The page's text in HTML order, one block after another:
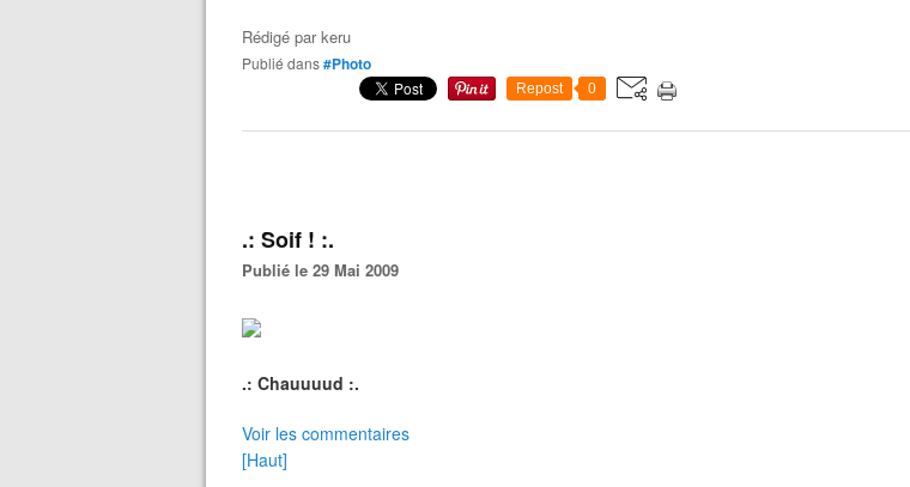
Rédigé parkeru
Publié dans#Photo
Repost 0
.: Soif ! :.
Publié le 29 Mai 2009
.: Chauuuud :.
Voir les commentaires
[Haut]